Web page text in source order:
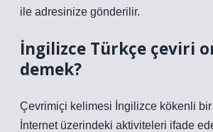
ile adresinize gönderilir.
İngilizce Türkçe çeviri
demek?
Çevrimiçi kelimesi İngilizce kökenli
İnternet üzerindeki aktiviteleri ifade